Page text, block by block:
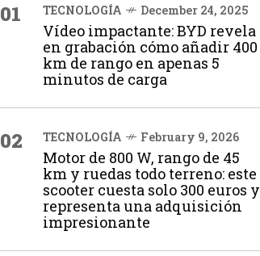
01 TECNOLOGÍA December 24, 2025
Vídeo impactante: BYD revela
en grabación cómo añadir 400
km de rango en apenas 5
minutos de carga
02 TECNOLOGÍA February 9, 2026
Motor de 800 W, rango de 45
km y ruedas todo terreno: este
scooter cuesta solo 300 euros y
representa una adquisición
impresionante